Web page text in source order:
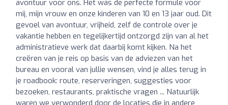
avontuur voor ons. Het was de perfecte formule voor
mij, mijn vrouw en onze kinderen van 10 en 13 jaar oud. Dit
gevoel van avontuur, vrijheid, zelf de controle over je
vakantie hebben en tegelijkertijd ontzorgd zijn van al het
administratieve werk dat daarbij komt kijken. Na het
creëren van je reis op basis van de adviezen van het
bureau en vooral van jullie wensen, vind je alles terug in
je roadbook: route, reserveringen, suggesties voor
bezoeken, restaurants, praktische vragen ... Natuurlijk
waren we verwonderd door de locaties die in andere